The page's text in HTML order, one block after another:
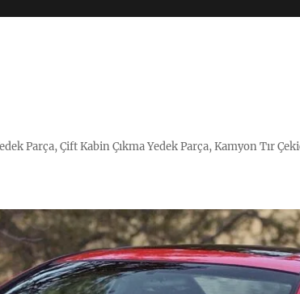
Parça, Çift Kabin Çıkma Yedek Parça, Kamyon Tır